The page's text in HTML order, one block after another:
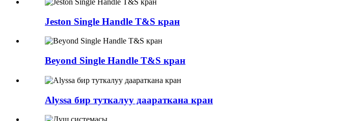
Jeston Single Handle T&S кран
Beyond Single Handle T&S кран
Alyssa бир туткалуу даараткана кран